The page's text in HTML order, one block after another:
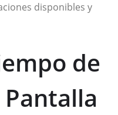
disponibles y
de
Pantalla